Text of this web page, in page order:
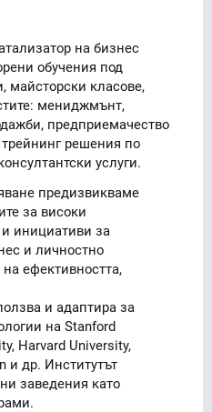
на бизнес
обучения под
майсторски класове,
мениджмънт,
предприемачество
решения по
услуги.
предизвикваме
за високи
инициативи за
и личностно
ефективността,
и адаптира за
на Stanford
Harvard University,
и др. Институтът
заведения като